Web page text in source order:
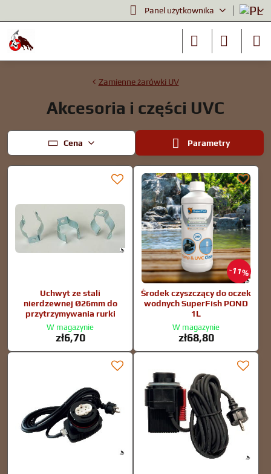
Panel użytkownika
Zamienne żarówki UV
Akcesoria i części UVC
Cena Parametry
Uchwyt ze stali
nierdzewnej Ø26mm do
przytrzymywania rurki
W magazynie
zł6,70
11%
Środek czyszczący do oczek
wodnych SuperFish POND
1L
W magazynie
zł68,80